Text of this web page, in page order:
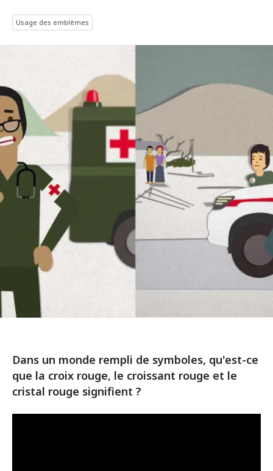
Usage des emblèmes
Dans un monde rempli de symboles, qu'est-ce
que la croix rouge, le croissant rouge et le
cristal rouge signifient ?